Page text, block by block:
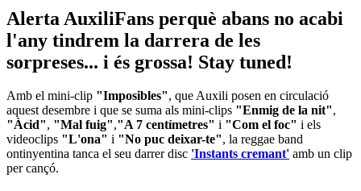
Alerta AuxiliFans perquè abans no acabi
l'any tindrem la darrera de les
sorpreses... i és grossa! Stay tuned!
Amb el mini-clip "Imposibles", que Auxili posen en circulació
aquest desembre i que se suma als mini-clips "Enmig de la nit",
"Àcid", "Mal fuig","A 7 centímetres" i "Com el foc" i els
videoclips "L'ona" i "No puc deixar-te", la reggae band
ontinyentina tanca el seu darrer disc 'Instants cremant' amb un clip
per cançó.